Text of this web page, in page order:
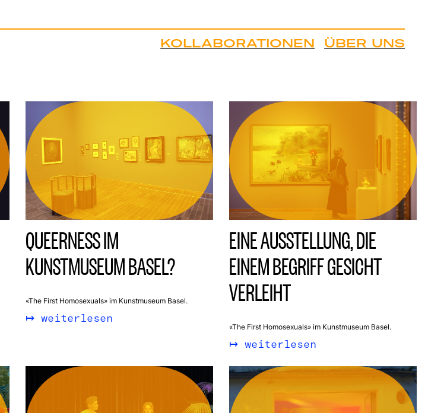
KOLLABORATIONEN ÜBER UNS
QUEERNESS IM
KUNSTMUSEUM BASEL?
«The First Homosexuals» im Kunstmuseum Basel.
weiterlesen
EINE AUSSTELLUNG, DIE
EINEM BEGRIFF GESICHT
VERLEIHT
«The First Homosexuals» im Kunstmuseum Basel.
weiterlesen